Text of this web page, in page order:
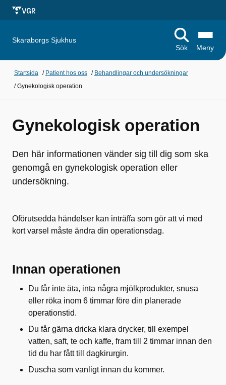
Skaraborgs Sjukhus
Sök
Meny
Startsida / Patient hos oss / Behandlingar och undersökningar
/Gynekologisk operation
Gynekologisk operation
Den här informationen vänder sig till dig som ska
genomgå en gynekologisk operation eller
undersökning.
Oförutsedda händelser kan inträffa som gör att vi med
kort varsel måste ändra din operationsdag.
Innan operationen
Du får inte äta, inta några mjölkprodukter, snusa
eller röka inom 6 timmar före din planerade
operationstid.
Du får gärna dricka klara drycker, till exempel
vatten, saft, te och kaffe, fram till 2 timmar innan den
tid du har fått till dagkirurgin.
Duscha som vanligt innan du kommer.